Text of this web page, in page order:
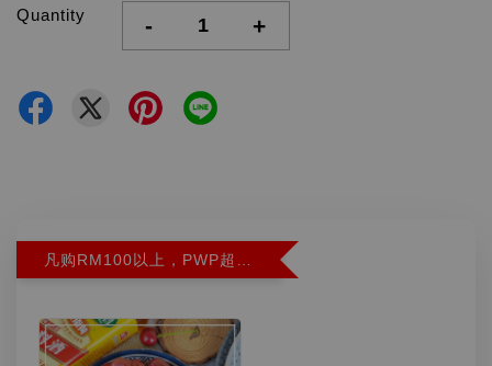
Quantity - +